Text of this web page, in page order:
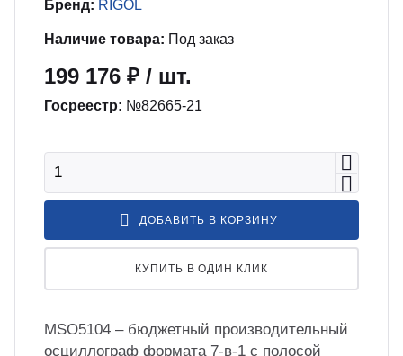
интеграционные проекты
ПО для автоматизации
по ТЗ заказчика
оборудования
измерительного оборудования
цикл сборочных работ «под
безопасной и эффективной
Бренд: RIGOL
Наличие товара: Под заказ
199 176 ₽ / шт.
Госреестр: №82665-21
ДОБАВИТЬ В КОРЗИНУ
КУПИТЬ В ОДИН КЛИК
MSO5104 – бюджетный производительный
осциллограф формата 7-в-1 с полосой